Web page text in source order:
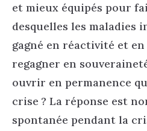
et mieux équipés pour
desquelles les maladies
gagné en réactivité et
regagner en
ouvrir en permanence
crise ? La réponse est
spontanée pendant la